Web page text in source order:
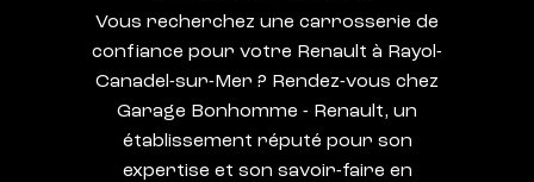
Vous recherchez une carrosserie de
confiance pour votre Renault à Rayol-
Canadel-sur-Mer ? Rendez-vous chez
Garage Bonhomme - Renault, un
établissement réputé pour son
expertise et son savoir-faire en